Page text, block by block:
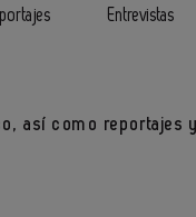
Entrevistas
así como reportajes